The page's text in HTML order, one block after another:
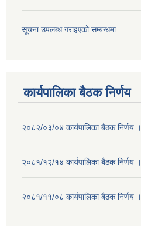
सूचना उपलब्ध गराइएको सम्बन्धमा
कार्यपालिका बैठक निर्णय
२०८२/०३/०४ कार्यपालिका बैठक निर्णय ।
२०८१/१२/१४ कार्यपालिका बैठक निर्णय ।
२०८१/११/०८ कार्यपालिका बैठक निर्णय ।